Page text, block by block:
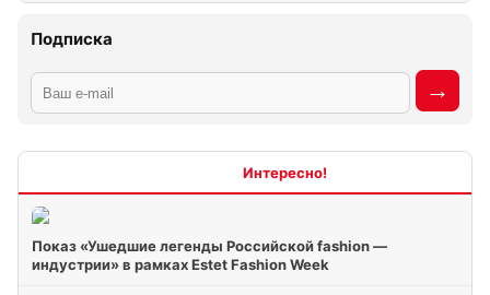
Подписка
Показ «Ушедшие легенды Российской fashion —
индустрии» в рамках Estet Fashion Week